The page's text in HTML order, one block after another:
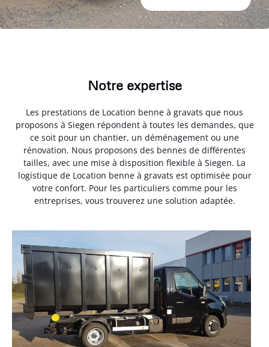
Notre expertise
Les prestations de Location benne à gravats que nous
proposons à Siegen répondent à toutes les demandes, que
ce soit pour un chantier, un déménagement ou une
rénovation. Nous proposons des bennes de différentes
tailles, avec une mise à disposition flexible à Siegen. La
logistique de Location benne à gravats est optimisée pour
votre confort. Pour les particuliers comme pour les
entreprises, vous trouverez une solution adaptée.